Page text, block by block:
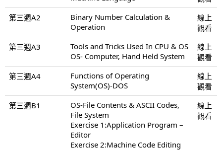
第三週A2
Binary Number Calculation &
Operation
線上
觀看
第三週A3
Tools and Tricks Used In CPU & OS
OS- Computer, Hand Held System
線上
觀看
第三週A4
Functions of Operating
System(OS)-DOS
線上
觀看
第三週B1
OS-File Contents & ASCII Codes,
File System
Exercise 1:Application Program –
Editor
Exercise 2:Machine Code Editing
線上
觀看